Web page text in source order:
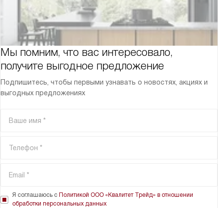
Мы помним, что вас интересовало,
получите выгодное предложение
Подпишитесь, чтобы первыми узнавать о новостях, акциях и
выгодных предложениях
Я соглашаюсь с Политикой ООО «Квалитет Трейд» в отношении
обработки персональных данных